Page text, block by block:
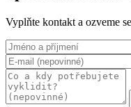
Vyplňte kontakt a ozveme